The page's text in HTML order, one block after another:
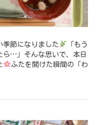
季節になりました
「もう
ら…」そんな思いで、本日
ふたを開けた瞬間の「わ